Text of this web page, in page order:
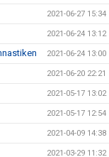
2021-06-27 15:34
2021-06-24 13:12
2021-06-24 13:00
2021-06-20 22:21
2021-05-17 13:02
2021-05-17 12:54
2021-04-09 14:38
2021-03-29 11:32